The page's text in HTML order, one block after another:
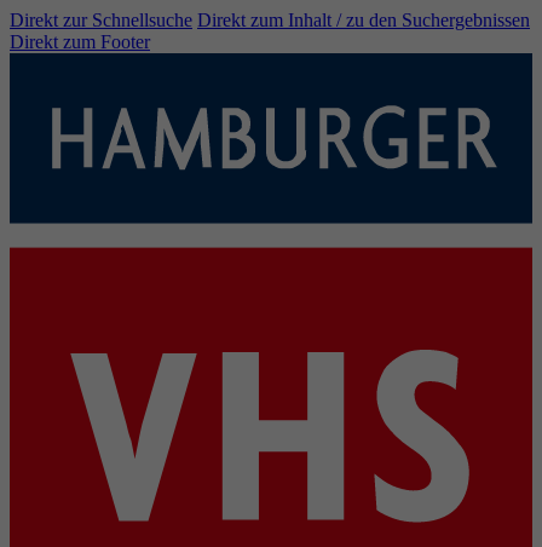
Direkt zur Schnellsuche Direkt zum Inhalt / zu den Suchergebnissen
Direkt zum Footer